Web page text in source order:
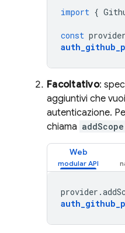
import {
const provider
Facoltativo:
aggiuntivi che
autenticazione.
chiama addScope
Web
provider .